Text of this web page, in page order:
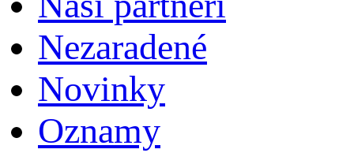
Nezaradené
Novinky
Oznamy